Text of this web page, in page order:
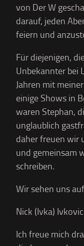
von Der W
darauf, jeden
feiern und
Für diejenigen,
Unbekannter bei
Jahren mit
einige Shows in
waren Stephan,
unglaublich
daher freuen wir
und gemeinsam
schreiben.
Wir sehen uns
Nick (Ivka)
Ich freue mich